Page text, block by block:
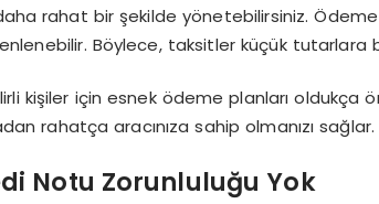
rahat bir şekilde yönetebilirsiniz. Ödeme
Böylece, taksitler küçük tutarlara
kişiler için esnek ödeme planları oldukça
rahatça aracınıza sahip olmanızı sağlar.
Notu Zorunluluğu Yok